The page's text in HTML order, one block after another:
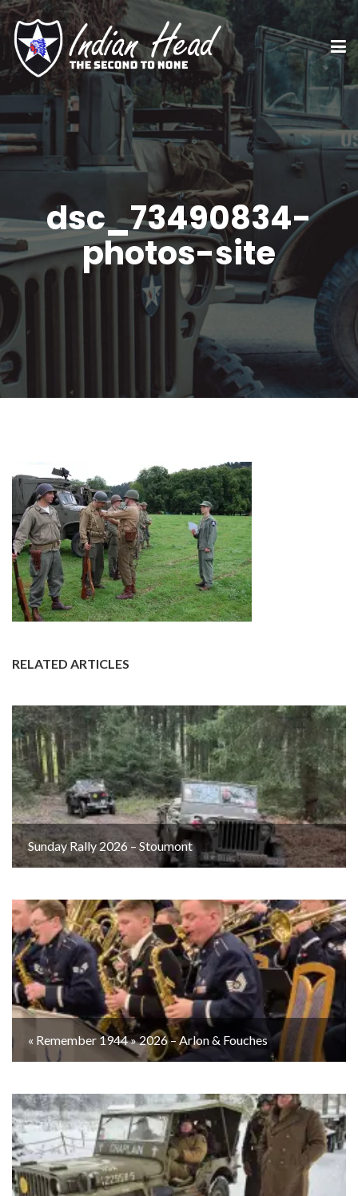
dsc_73490834-
photos-site
RELATED ARTICLES
Sunday Rally 2026 – Stoumont
« Remember 1944 » 2026 – Arlon & Fouches